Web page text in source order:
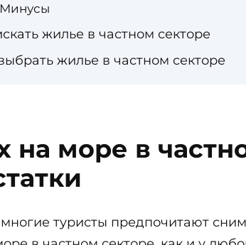
Минусы
жилье в частном секторе
жилье в частном секторе
на море в
туристы предпочитают